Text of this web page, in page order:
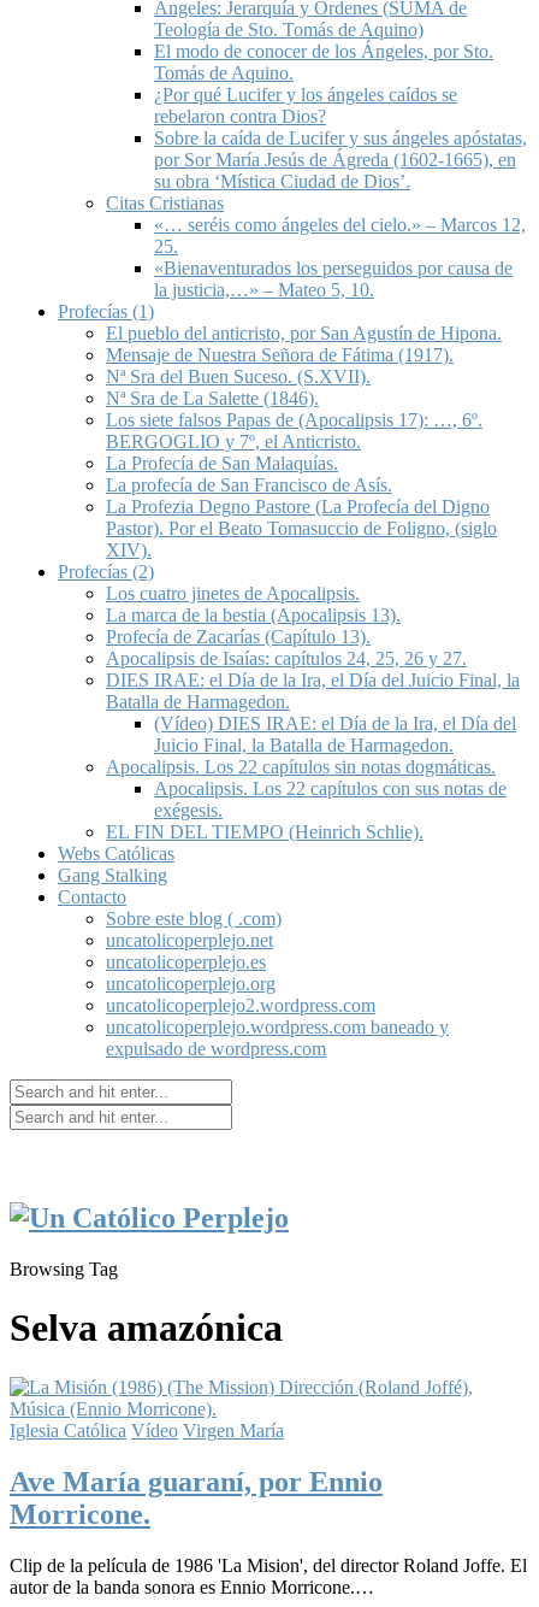
Ángeles: Jerarquía y Órdenes (SUMA de
Teología de Sto. Tomás de Aquino)
El modo de conocer de los Ángeles, por Sto.
Tomás de Aquino.
¿Por qué Lucifer y los ángeles caídos se
rebelaron contra Dios?
Sobre la caída de Lucifer y sus ángeles apóstatas,
por Sor María Jesús de Ágreda (1602-1665), en
su obra ‘Mística Ciudad de Dios’.
Citas Cristianas
«… seréis como ángeles del cielo.» – Marcos 12,
25.
«Bienaventurados los perseguidos por causa de
la justicia,…» – Mateo 5, 10.
Profecías (1)
El pueblo del anticristo, por San Agustín de Hipona.
Mensaje de Nuestra Señora de Fátima (1917).
Nª Sra del Buen Suceso. (S.XVII).
Nª Sra de La Salette (1846).
Los siete falsos Papas de (Apocalipsis 17): …, 6º.
BERGOGLIO y 7º, el Anticristo.
La Profecía de San Malaquías.
La profecía de San Francisco de Asís.
La Profezia Degno Pastore (La Profecía del Digno
Pastor). Por el Beato Tomasuccio de Foligno, (siglo
XIV).
Profecías (2)
Los cuatro jinetes de Apocalipsis.
La marca de la bestia (Apocalipsis 13).
Profecía de Zacarías (Capítulo 13).
Apocalipsis de Isaías: capítulos 24, 25, 26 y 27.
DIES IRAE: el Día de la Ira, el Día del Juicio Final, la
Batalla de Harmagedon.
(Vídeo) DIES IRAE: el Día de la Ira, el Día del
Juicio Final, la Batalla de Harmagedon.
Apocalipsis. Los 22 capítulos sin notas dogmáticas.
Apocalipsis. Los 22 capítulos con sus notas de
exégesis.
EL FIN DEL TIEMPO (Heinrich Schlie).
Webs Católicas
Gang Stalking
Contacto
Sobre este blog ( .com)
uncatolicoperplejo.net
uncatolicoperplejo.es
uncatolicoperplejo.org
uncatolicoperplejo2.wordpress.com
uncatolicoperplejo.wordpress.com baneado y
expulsado de wordpress.com
Browsing Tag
Selva amazónica
Iglesia Católica Vídeo Virgen María
Ave María guaraní, por Ennio
Morricone.
Clip de la película de 1986 'La Mision', del director Roland Joffe. El
autor de la banda sonora es Ennio Morricone.…